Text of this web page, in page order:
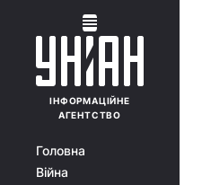
ІНФОРМАЦІЙНЕ
АГЕНТСТВО
Головна
Війна